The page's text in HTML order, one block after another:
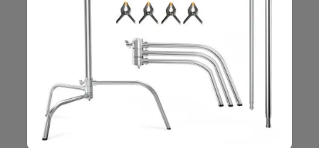
Mantenerse en Contacto
Copyright © 2025 Vasto, All